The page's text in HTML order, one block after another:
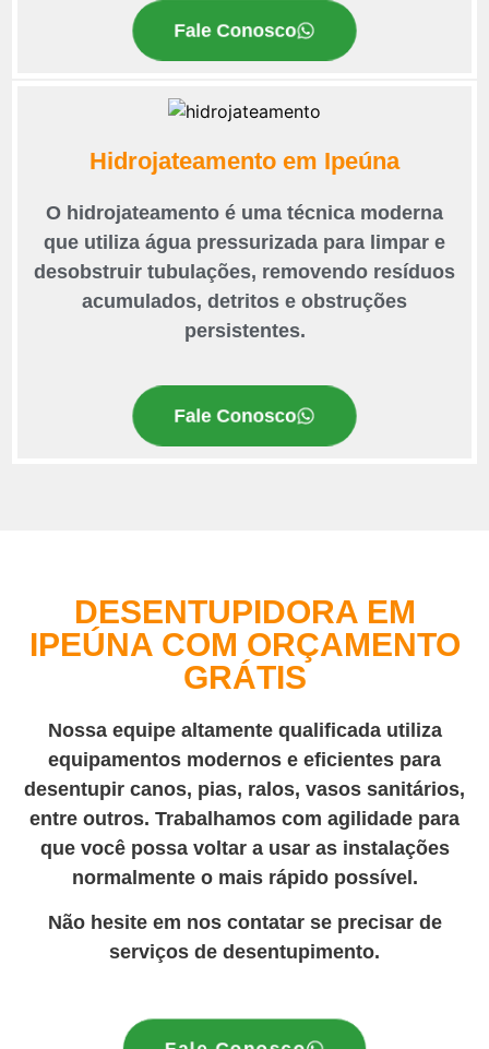
Fale Conosco
Hidrojateamento em Ipeúna
O hidrojateamento é uma técnica moderna
que utiliza água pressurizada para limpar e
desobstruir tubulações, removendo resíduos
acumulados, detritos e obstruções
persistentes.
Fale Conosco
DESENTUPIDORA EM
IPEÚNA COM ORÇAMENTO
GRÁTIS
Nossa equipe altamente qualificada utiliza
equipamentos modernos e eficientes para
desentupir canos, pias, ralos, vasos sanitários,
entre outros. Trabalhamos com agilidade para
que você possa voltar a usar as instalações
normalmente o mais rápido possível.
Não hesite em nos contatar se precisar de
serviços de desentupimento.